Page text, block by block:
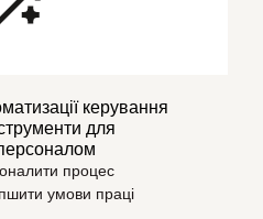
керування
для
процес
умови праці